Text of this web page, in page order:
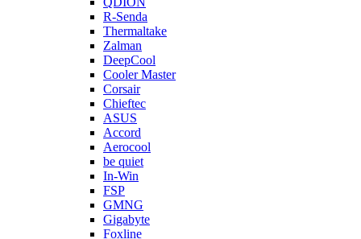
R-Senda
Thermaltake
Zalman
DeepCool
Cooler Master
Corsair
Chieftec
ASUS
Accord
Aerocool
be quiet
In-Win
FSP
GMNG
Gigabyte
Foxline